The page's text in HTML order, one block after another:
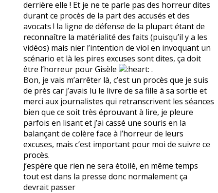
derrière elle ! Et je ne te parle pas des horreur dites
durant ce procès de la part des accusés et des
avocats ! la ligne de défense de la plupart étant de
reconnaître la matérialité des faits (puisqu’il y a les
vidéos) mais nier l’intention de viol en invoquant un
scénario et là les pires excuses sont dites, ça doit
être l’horreur pour Gisèle
.
Bon, je vais m’arrêter là, c’est un procès que je suis
de près car j’avais lu le livre de sa fille à sa sortie et
merci aux journalistes qui retranscrivent les séances
bien que ce soit très éprouvant à lire, je pleure
parfois en lisant et j’ai cassé une souris en la
balançant de colère face à l’horreur de leurs
excuses, mais c’est important pour moi de suivre ce
procès.
j’espère que rien ne sera étoilé, en même temps
tout est dans la presse donc normalement ça
devrait passer